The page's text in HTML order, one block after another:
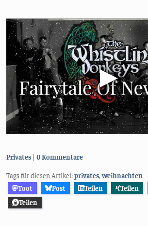
Kategorien:
Privates 0 Kommentare
Tags für diesen Artikel:privates,weihnachten
Toot
Post Teilen Teilen
Teilen